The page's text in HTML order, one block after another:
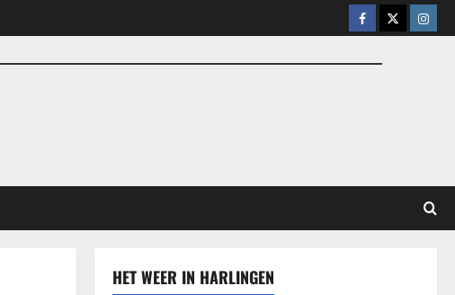
Facebook
X
HET WEER IN HARLINGEN